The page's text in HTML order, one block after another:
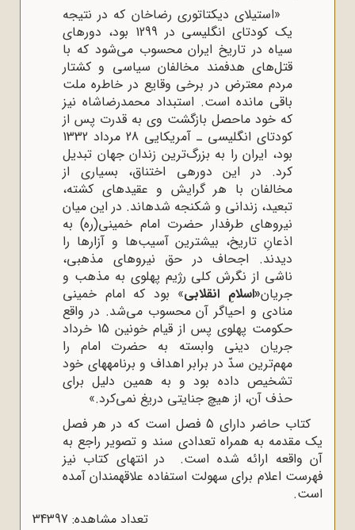
«استیلای دیکتاتوری رضاخان که در نتیجه
یک کودتای انگلیسی در 1299 بود، دوره‍ای
سیاه در تاریخ ایران محسوب می‌شود که با
قتل‌های هدفمند مخالفان سیاسی و کشتار
مردم معترض در برخی وقایع در خاطره ملت
باقی مانده است. استبداد محمدرضاشاه نیز
که خود ماحصل بازگشت وی به قدرت پس از
کودتای انگلیسی ـ آمریکایی 28 مرداد 1332
بود، ایران را به بزرگ‌ترین زندان جهان تبدیل
کرد. در این دوره‍ی اختناق، بسیاری از
مخالفان با هر گرایش و عقیده‍ای کشته،
تبعید، زندانی و شکنجه شده‍اند. در این میان
نیروهای طرفدار حضرت امام خمینی(ره) به
اذعانِ تاریخ، بیشترین آسیب‌ها و آزارها را
دیدند. اجحاف در حق نیروهای مذهبی،
ناشی از نگرش کلی رژیم پهلوی به مذهب و
جریان‌«اسلامِ انقلابی» بود که امام خمینی
منادی و احیاگر آن محسوب می‌شد. در واقع
حکومت پهلوی پس از قیام خونین 15 خرداد
جریان دینی وابسته به حضرت امام را
مهم‌ترین سدّ در برابر اهداف و برنامه‍های خود
تشخیص داده بود و به همین دلیل برای
حذف آن، از هیچ جنایتی دریغ نمی‌کرد.»
کتاب حاضر دارای 5 فصل است که در هر فصل
یک مقدمه به همراه تعدادی سند و تصویر راجع به
آن واقعه ارائه شده است. در انتهای کتاب نیز
فهرست اعلام برای سهولت استفاده علاقه‍مندان آمده
است.
تعداد مشاهده: 34397